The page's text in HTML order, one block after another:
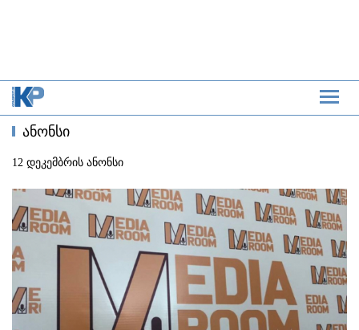
ანონსი
12 დეკემბრის ანონსი